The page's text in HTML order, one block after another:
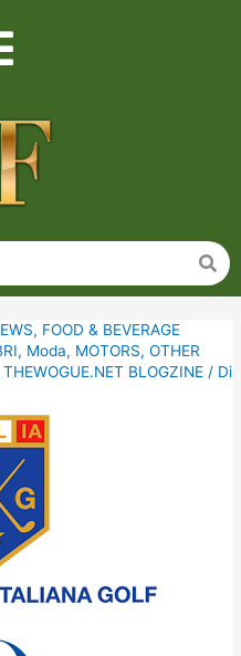
, FOOD & BEVERAGE
, Moda, MOTORS,OTHER
THEWOGUE.NET BLOGZINE / Di